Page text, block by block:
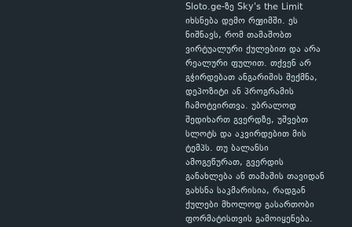
Sloto.ge-ზე Sky's the Limit
იხსნება დემო რეჟიმში. ეს
ნიშნავს, რომ თამაშობთ
ვირტუალური ქულებით და არა
რეალური ფულით. თქვენ არ
გჭირდებათ ანგარიშის შექმნა,
დეპოზიტი ან პროგრამის
ჩამოტვირთვა. უბრალოდ
შედიხართ გვერდზე, უშვებთ
სლოტს და აკვირდებით მის
ტემპს. თუ ბალანსი
ამოგეწურათ, გვერდის
განახლება ან თამაშის თავიდან
გახსნა საკმარისია, რადგან
ქულები მხოლოდ გასართობი
ფორმატისთვის გამოიყენება.